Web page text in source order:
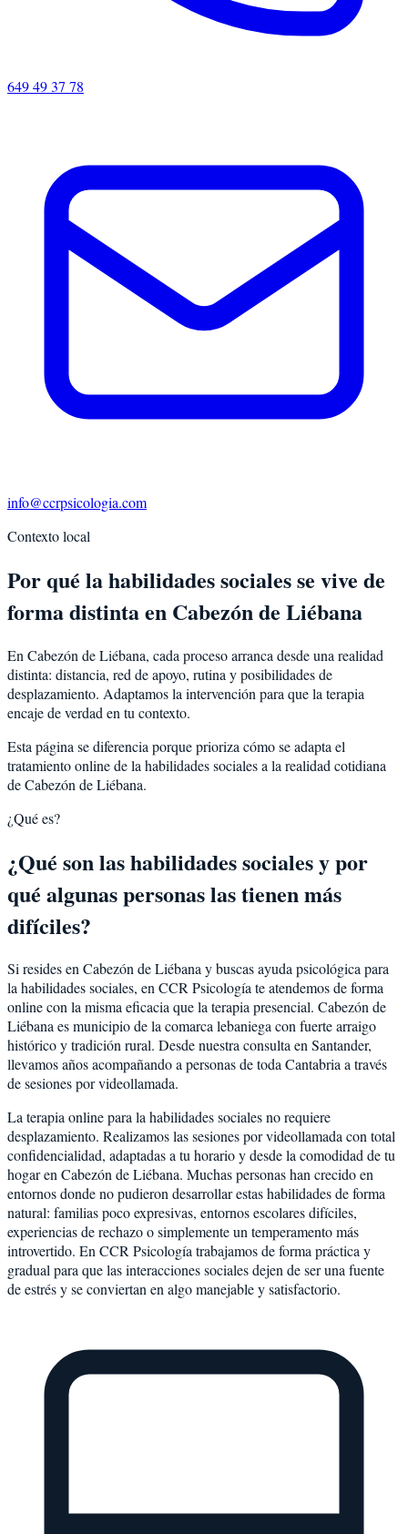
649 49 37 78
info@ccrpsicologia.com
Contexto local
Por qué la habilidades sociales se vive de
forma distinta en Cabezón de Liébana
En Cabezón de Liébana, cada proceso arranca desde una realidad
distinta: distancia, red de apoyo, rutina y posibilidades de
desplazamiento. Adaptamos la intervención para que la terapia
encaje de verdad en tu contexto.
Esta página se diferencia porque prioriza cómo se adapta el
tratamiento online de la habilidades sociales a la realidad cotidiana
de Cabezón de Liébana.
¿Qué es?
¿Qué son las habilidades sociales y por
qué algunas personas las tienen más
difíciles?
Si resides en Cabezón de Liébana y buscas ayuda psicológica para
la habilidades sociales, en CCR Psicología te atendemos de forma
online con la misma eficacia que la terapia presencial. Cabezón de
Liébana es municipio de la comarca lebaniega con fuerte arraigo
histórico y tradición rural. Desde nuestra consulta en Santander,
llevamos años acompañando a personas de toda Cantabria a través
de sesiones por videollamada.
La terapia online para la habilidades sociales no requiere
desplazamiento. Realizamos las sesiones por videollamada con total
confidencialidad, adaptadas a tu horario y desde la comodidad de tu
hogar en Cabezón de Liébana. Muchas personas han crecido en
entornos donde no pudieron desarrollar estas habilidades de forma
natural: familias poco expresivas, entornos escolares difíciles,
experiencias de rechazo o simplemente un temperamento más
introvertido. En CCR Psicología trabajamos de forma práctica y
gradual para que las interacciones sociales dejen de ser una fuente
de estrés y se conviertan en algo manejable y satisfactorio.